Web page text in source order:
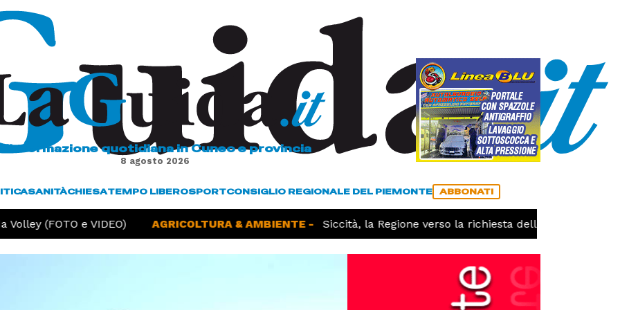
L'informazione quotidiana in Cuneo e provincia
8 agosto 2026
SANITÀCHIESATEMPO LIBEROSPORTCONSIGLIO REGIONALE DEL PIEMONTE ABBONATI
(FOTO e VIDEO) AGRICOLTURA & AMBIENTE - Siccità, la Regione verso la richiesta dello stato di